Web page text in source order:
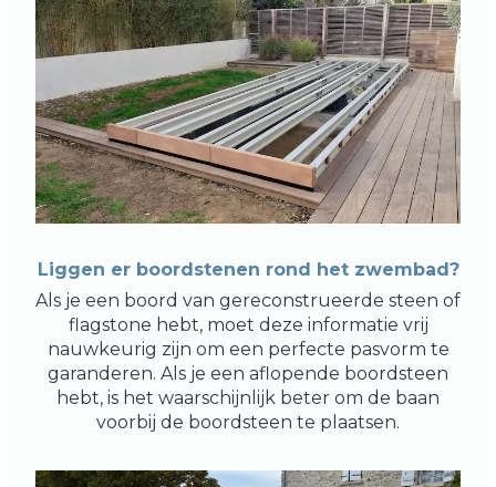
Liggen er boordstenen rond het zwembad?
Als je een boord van gereconstrueerde steen of
flagstone hebt, moet deze informatie vrij
nauwkeurig zijn om een perfecte pasvorm te
garanderen. Als je een aflopende boordsteen
hebt, is het waarschijnlijk beter om de baan
voorbij de boordsteen te plaatsen.